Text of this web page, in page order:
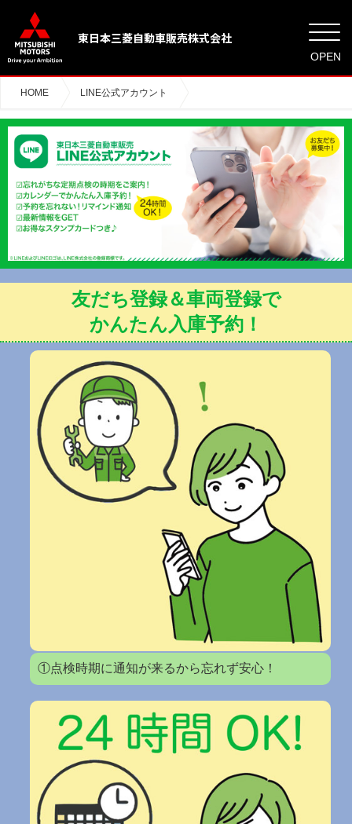
東日本三菱自動車販売株式会社
OPEN
HOME LINE公式アカウント
友だち登録＆車両登録で
かんたん入庫予約！
①点検時期に通知が来るから忘れず安心！